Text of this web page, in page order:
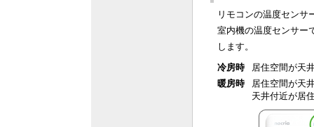
リモコンの温度センサ
室内機の温度センサー
します。
冷房時
居住空間が天
暖房時
居住空間が天
天井付近が居